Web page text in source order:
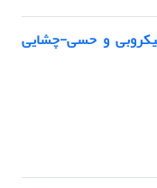
و حسی-چشایی